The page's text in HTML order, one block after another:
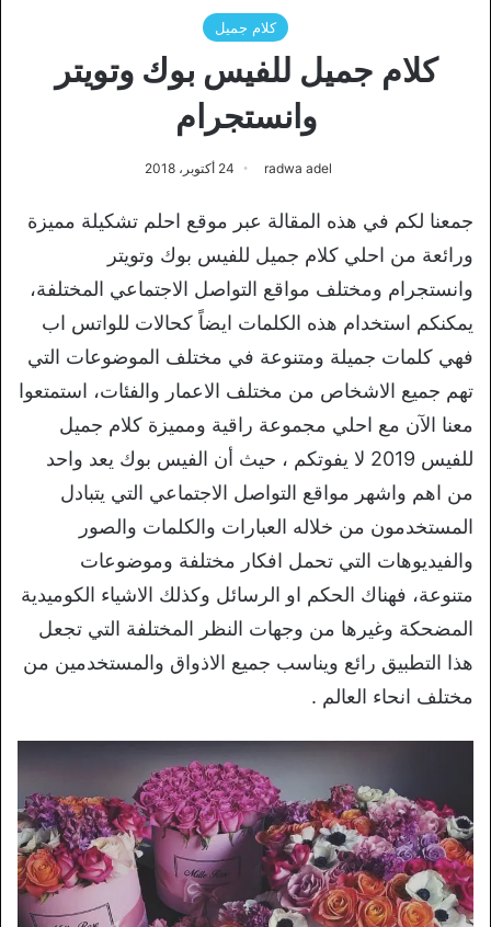
كلام جميل
كلام جميل للفيس بوك وتويتر
وانستجرام
radwa adel 24 أكتوبر، 2018
جمعنا لكم في هذه المقالة عبر موقع احلم تشكيلة مميزة
ورائعة من احلي كلام جميل للفيس بوك وتويتر
وانستجرام ومختلف مواقع التواصل الاجتماعي المختلفة،
يمكنكم استخدام هذه الكلمات ايضاً كحالات للواتس اب
فهي كلمات جميلة ومتنوعة في مختلف الموضوعات التي
تهم جميع الاشخاص من مختلف الاعمار والفئات، استمتعوا
معنا الآن مع احلي مجموعة راقية ومميزة كلام جميل
للفيس 2019 لا يفوتكم ، حيث أن الفيس بوك يعد واحد
من اهم واشهر مواقع التواصل الاجتماعي التي يتبادل
المستخدمون من خلاله العبارات والكلمات والصور
والفيديوهات التي تحمل افكار مختلفة وموضوعات
متنوعة، فهناك الحكم او الرسائل وكذلك الاشياء الكوميدية
المضحكة وغيرها من وجهات النظر المختلفة التي تجعل
هذا التطبيق رائع ويناسب جميع الاذواق والمستخدمين من
مختلف انحاء العالم .